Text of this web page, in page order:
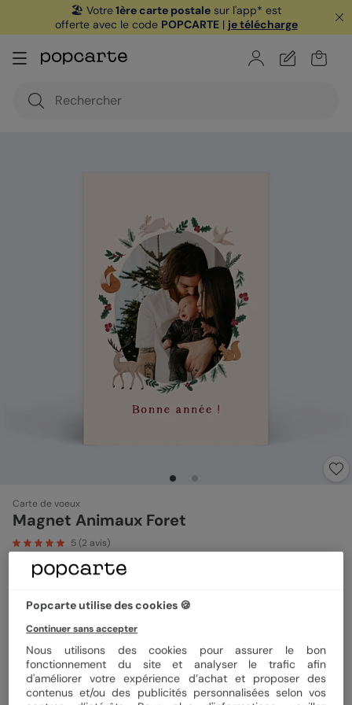
🏖️ Votre1ère carte postale sur l'app* est
offerte avec le code POPCARTE| je télécharge
Carte de voeux
Magnet Animaux Foret
5(2avis)
Quantité 1 magnet
Popcarte utilise des cookies 🍪
Continuer sans accepter
Nous utilisons des cookies pour assurer le bon
fonctionnement du site et analyser le trafic afin
d'améliorer votre expérience d’achat et proposer des
contenus et/ou des publicités personnalisées selon vos